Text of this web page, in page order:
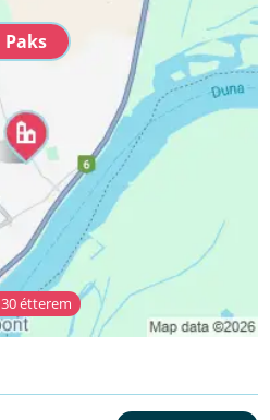
Paks
30 étterem